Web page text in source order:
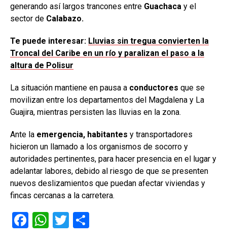
generando así largos trancones entre Guachaca y el
sector de Calabazo.
Te puede interesar: Lluvias sin tregua convierten la
Troncal del Caribe en un río y paralizan el paso a la
altura de Polisur
La situación mantiene en pausa a conductores que se
movilizan entre los departamentos del Magdalena y La
Guajira, mientras persisten las lluvias en la zona.
Ante la emergencia, habitantes y transportadores
hicieron un llamado a los organismos de socorro y
autoridades pertinentes, para hacer presencia en el lugar y
adelantar labores, debido al riesgo de que se presenten
nuevos deslizamientos que puedan afectar viviendas y
fincas cercanas a la carretera.
F
W T